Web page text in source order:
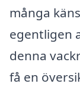
många
egentligen
denna
få en